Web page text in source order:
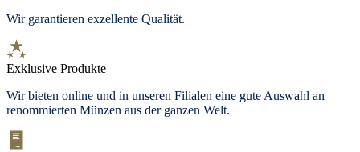
Wir garantieren exzellente Qualität.
Exklusive Produkte
Wir bieten online und in unseren Filialen eine gute Auswahl an
renommierten Münzen aus der ganzen Welt.